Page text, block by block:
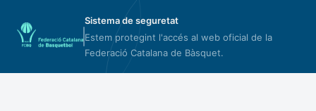
Sistema de seguretat
Estem protegint l'accés al web oficial de la
Federació Catalana de Bàsquet.